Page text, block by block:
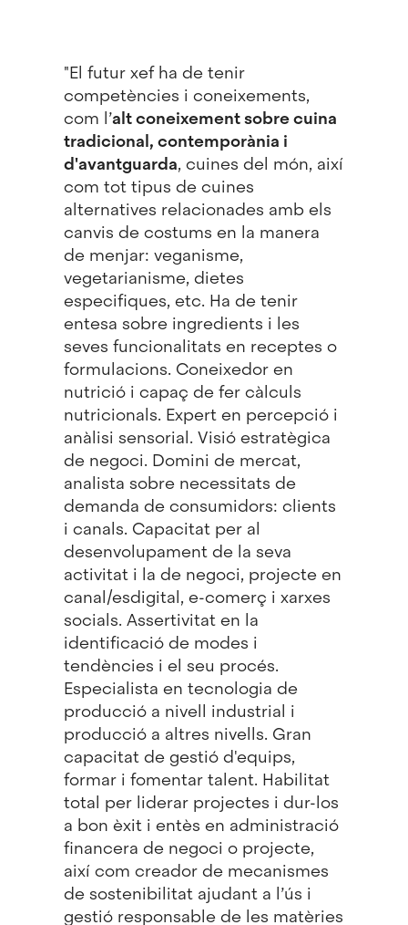
"El futur xef ha de tenir
competències i coneixements,
com l’alt coneixement sobre cuina
tradicional, contemporània i
d'avantguarda, cuines del món, així
com tot tipus de cuines
alternatives relacionades amb els
canvis de costums en la manera
de menjar: veganisme,
vegetarianisme, dietes
especifiques, etc. Ha de tenir
entesa sobre ingredients i les
seves funcionalitats en receptes o
formulacions. Coneixedor en
nutrició i capaç de fer càlculs
nutricionals. Expert en percepció i
anàlisi sensorial. Visió estratègica
de negoci. Domini de mercat,
analista sobre necessitats de
demanda de consumidors: clients
i canals. Capacitat per al
desenvolupament de la seva
activitat i la de negoci, projecte en
canal/esdigital, e-comerç i xarxes
socials. Assertivitat en la
identificació de modes i
tendències i el seu procés.
Especialista en tecnologia de
producció a nivell industrial i
producció a altres nivells. Gran
capacitat de gestió d'equips,
formar i fomentar talent. Habilitat
total per liderar projectes i dur-los
a bon èxit i entès en administració
financera de negoci o projecte,
així com creador de mecanismes
de sostenibilitat ajudant a l’ús i
gestió responsable de les matèries